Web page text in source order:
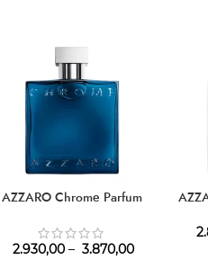
AZZARO Chrome Parfum
2.930,00 – 3.870,00